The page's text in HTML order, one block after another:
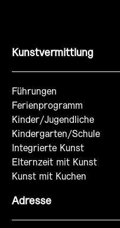
Kunstvermittlung
Führungen
Ferienprogramm
Kinder/Jugendliche
Kindergarten/Schule
Integrierte Kunst
Elternzeit mit Kunst
Kunst mit Kuchen
Adresse